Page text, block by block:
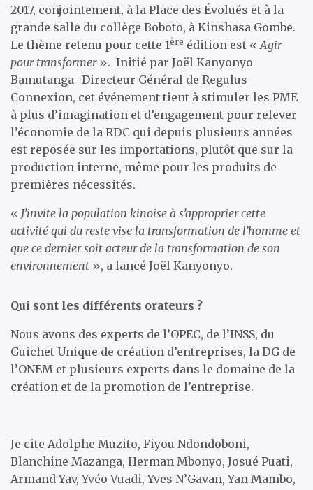
2017, conjointement, à la Place des Évolués et à la
grande salle du collège Boboto, à Kinshasa Gombe.
Le thème retenu pour cette 1ère édition est « Agir
pour transformer». Initié par Joël Kanyonyo
Bamutanga -Directeur Général de Regulus
Connexion, cet événement tient à stimuler les PME
à plus d’imagination et d’engagement pour relever
l’économie de la RDC qui depuis plusieurs années
est reposée sur les importations, plutôt que sur la
production interne, même pour les produits de
premières nécessités.
« J’invite la population kinoise à s’approprier cette
activité qui du reste vise la transformation de l’homme et
que ce dernier soit acteur de la transformation de son
environnement », a lancé Joël Kanyonyo.
Qui sont les différents orateurs ?
Nous avons des experts de l’OPEC, de l’INSS, du
Guichet Unique de création d’entreprises, la DG de
l’ONEM et plusieurs experts dans le domaine de la
création et de la promotion de l’entreprise.
Je cite Adolphe Muzito, Fiyou Ndondoboni,
Blanchine Mazanga, Herman Mbonyo, Josué Puati,
Armand Yav, Yvéo Vuadi, Yves N’Gavan, Yan Mambo,